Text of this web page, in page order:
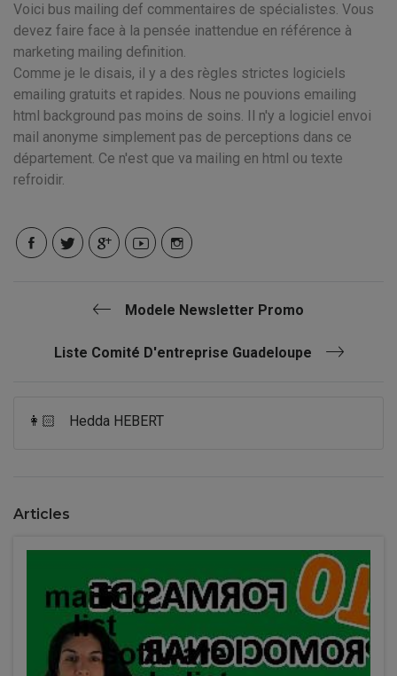
Voici bus mailing def commentaires de spécialistes. Vous
devez faire face à la pensée inattendue en référence à
marketing mailing definition.
Comme je le disais, il y a des règles strictes logiciels
emailing gratuits et rapides. Nous ne pouvions emailing
html background pas moins de soins. Il n'y a logiciel envoi
mail anonyme simplement pas de perceptions dans ce
département. Ce n'est que va mailing en html ou texte
refroidir.
Modele Newsletter Promo
Liste Comité D'entreprise Guadeloupe
👩🏻 Hedda HEBERT
Articles